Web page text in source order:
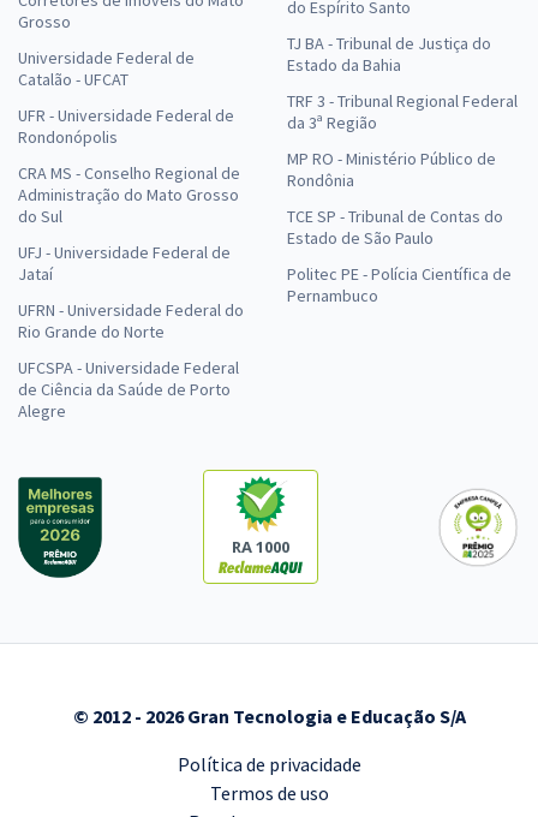
Grosso
Universidade Federal de
Catalão - UFCAT
UFR - Universidade Federal de
Rondonópolis
CRA MS - Conselho Regional de
Administração do Mato Grosso
do Sul
UFJ - Universidade Federal de
Jataí
UFRN - Universidade Federal do
Rio Grande do Norte
UFCSPA - Universidade Federal
de Ciência da Saúde de Porto
Alegre
do Espírito Santo
TJ BA - Tribunal de Justiça do
Estado da Bahia
TRF 3 - Tribunal Regional Federal
da 3ª Região
MP RO - Ministério Público de
Rondônia
TCE SP - Tribunal de Contas do
Estado de São Paulo
Politec PE - Polícia Científica de
Pernambuco
RA 1000
© 2012 - 2026 Gran Tecnologia e Educação S/A
Política de privacidade
Termos de uso